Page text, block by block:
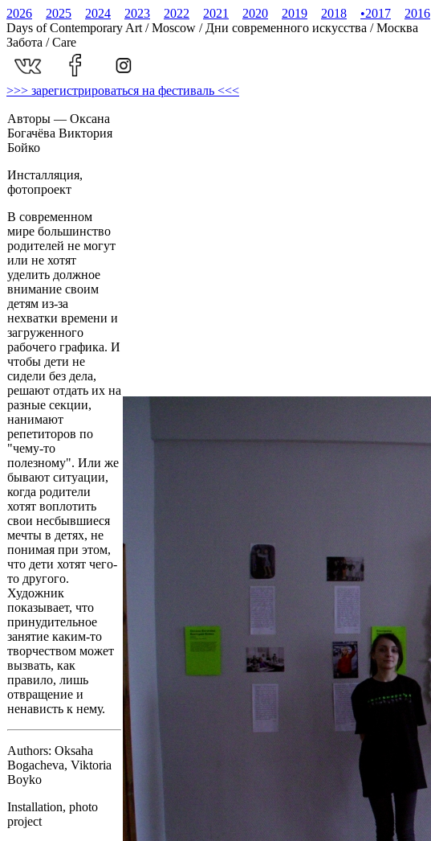
2026 2025 2024 2023 2022 2021 2020 2019 2018 •2017 2016
Days of Contemporary Art / Moscow / Дни современного искусства / Москва
Забота / Care
>>> зарегистрироваться на фестиваль <<<
Авторы — Оксана
Богачёва Виктория
Бойко
Инсталляция,
фотопроект
В современном
мире большинство
родителей не могут
или не хотят
уделить должное
внимание своим
детям из-за
нехватки времени и
загруженного
рабочего графика. И
чтобы дети не
сидели без дела,
решают отдать их на
разные секции,
нанимают
репетиторов по
"чему-то
полезному". Или же
бывают ситуации,
когда родители
хотят воплотить
свои несбывшиеся
мечты в детях, не
понимая при этом,
что дети хотят чего-
то другого.
Художник
показывает, что
принудительное
занятие каким-то
творчеством может
вызвать, как
правило, лишь
отвращение и
ненависть к нему.
Authors: Oksaha
Bogacheva, Viktoria
Boyko
Installation, photo
project